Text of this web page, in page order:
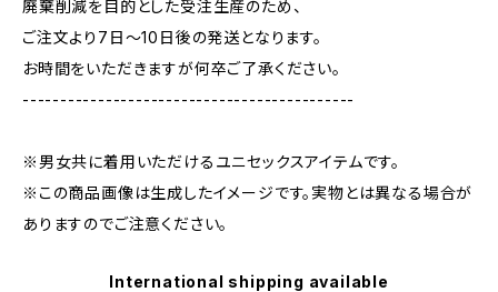
廃棄削減を目的とした受注生産のため、
ご注文より7日〜10日後の発送となります。
お時間をいただきますが何卒ご了承ください。
--------------------------------------------
※男女共に着用いただけるユニセックスアイテムです。
※この商品画像は生成したイメージです。実物とは異なる場合が
ありますのでご注意ください。
International shipping available